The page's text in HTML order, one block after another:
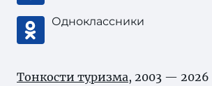
Одноклассники
Тонкости туризма, 2003 — 2026